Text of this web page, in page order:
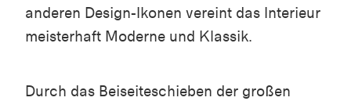
anderen Design-Ikonen vereint das Interieur
meisterhaft Moderne und Klassik.
Durch das Beiseiteschieben der großen